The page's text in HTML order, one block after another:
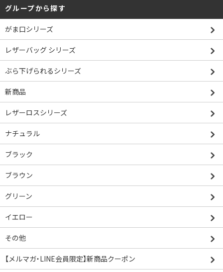
グループから探す
がま口シリーズ
レザーバッグ シリーズ
ぶら下げられるシリーズ
新商品
レザーロスシリーズ
ナチュラル
ブラック
ブラウン
グリーン
イエロー
その他
【メルマガ・LINE会員限定】新商品クーポン